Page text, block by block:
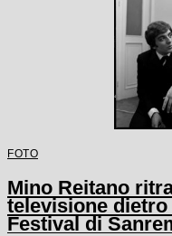
FOTO
Mino Reitano
televisione
Festival di